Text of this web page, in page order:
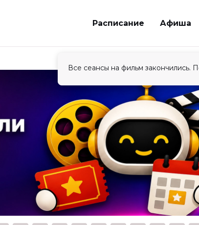
Расписание Афиша
Все сеансы на фильм закончились.